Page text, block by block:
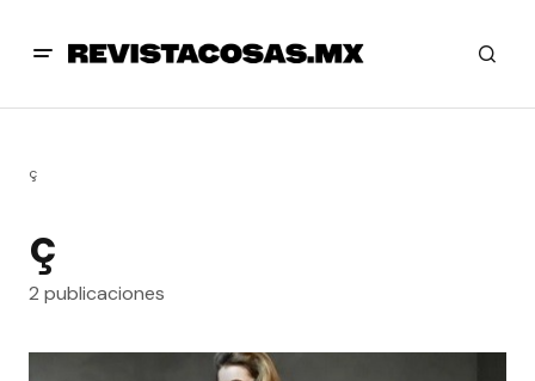
ç
ç
2 publicaciones